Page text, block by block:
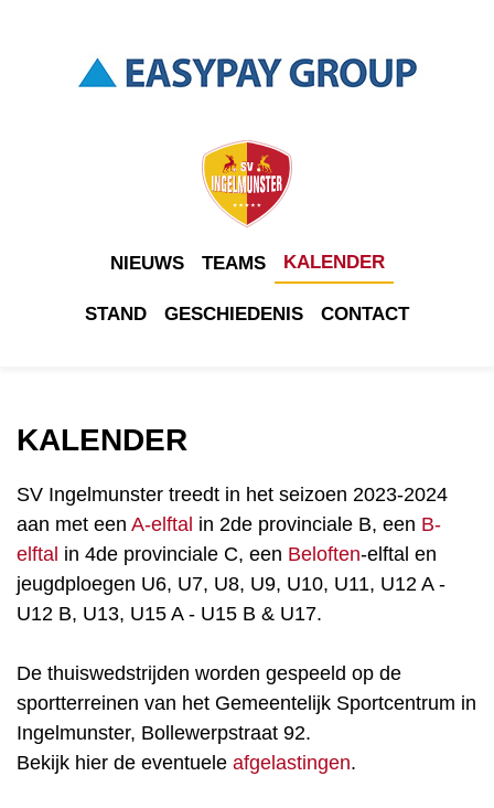
NIEUWS TEAMS KALENDER
STAND GESCHIEDENIS CONTACT
KALENDER
SV Ingelmunster treedt in het seizoen 2023-2024
aan met een A-elftal in 2de provinciale B, een B-
elftal in 4de provinciale C, een Beloften-elftal en
jeugdploegen U6, U7, U8, U9, U10, U11, U12 A -
U12 B, U13, U15 A - U15 B & U17.
De thuiswedstrijden worden gespeeld op de
sportterreinen van het Gemeentelijk Sportcentrum in
Ingelmunster, Bollewerpstraat 92.
Bekijk hier de eventuele afgelastingen.